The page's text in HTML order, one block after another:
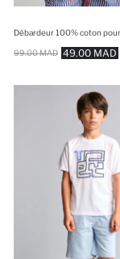
49.00 MAD
99.00 MAD